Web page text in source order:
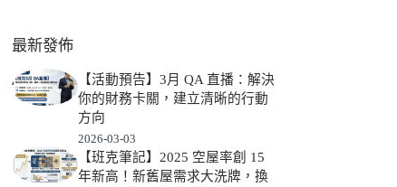
最新發佈
【活動預告】3月 QA 直播：解決
你的財務卡關，建立清晰的行動
方向
2026-03-03
【班克筆記】2025 空屋率創 15
年新高！新舊屋需求大洗牌，換